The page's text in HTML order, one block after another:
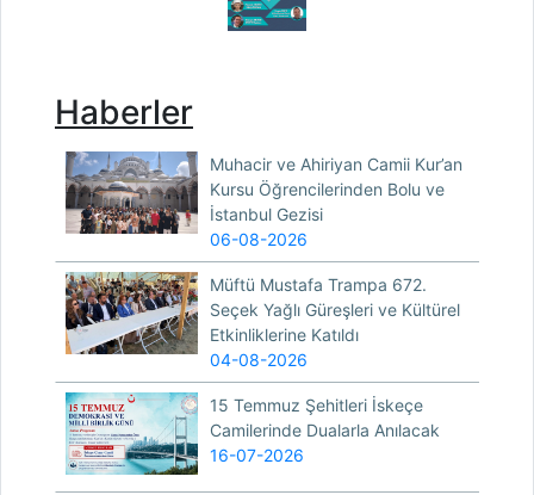
Haberler
Muhacir ve Ahiriyan Camii Kur’an
Kursu Öğrencilerinden Bolu ve
İstanbul Gezisi
06-08-2026
Müftü Mustafa Trampa 672.
Seçek Yağlı Güreşleri ve Kültürel
Etkinliklerine Katıldı
04-08-2026
15 Temmuz Şehitleri İskeçe
Camilerinde Dualarla Anılacak
16-07-2026